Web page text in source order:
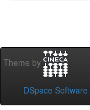
Theme by
DSpace Software